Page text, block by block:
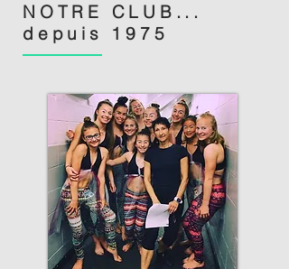
NOTRE CLUB...
depuis 1975